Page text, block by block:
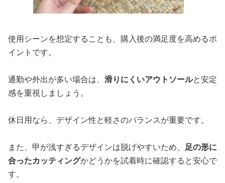
使用シーンを想定することも、購入後の満足度を高めるポ
イントです。
通勤や外出が多い場合は、 滑りにくいアウトソールと安定
感を重視しましょう。
休日用なら、デザイン性と軽さのバランスが重要です。
また、甲が浅すぎるデザインは脱げやすいため、 足の形に
合ったカッティングかどうかを試着時に確認すると安心で
す。